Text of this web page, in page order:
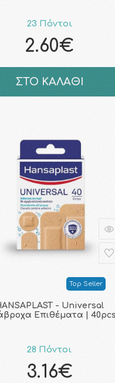
23 Πόντοι
2.60€
ΣΤΟ ΚΑΛΑΘΙ
Top Seller
- Universal
Επιθέματα | 40pcs
28 Πόντοι
3.16€